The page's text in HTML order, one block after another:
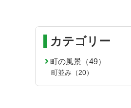
カテゴリー
町の風景（49）
町並み（20）